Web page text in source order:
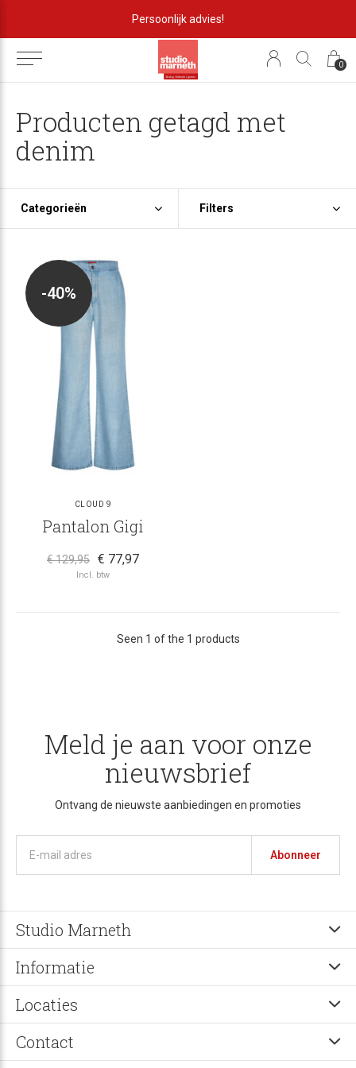
0
Persoonlijk advies!
Producten getagd met
denim
Categorieën Filters
-40%
CLOUD 9
Pantalon Gigi
€ 129,95 € 77,97
Incl. btw
Seen 1 of the 1 products
Meld je aan voor onze
nieuwsbrief
Ontvang de nieuwste aanbiedingen en promoties
Abonneer
Studio Marneth
Informatie
Locaties
Contact